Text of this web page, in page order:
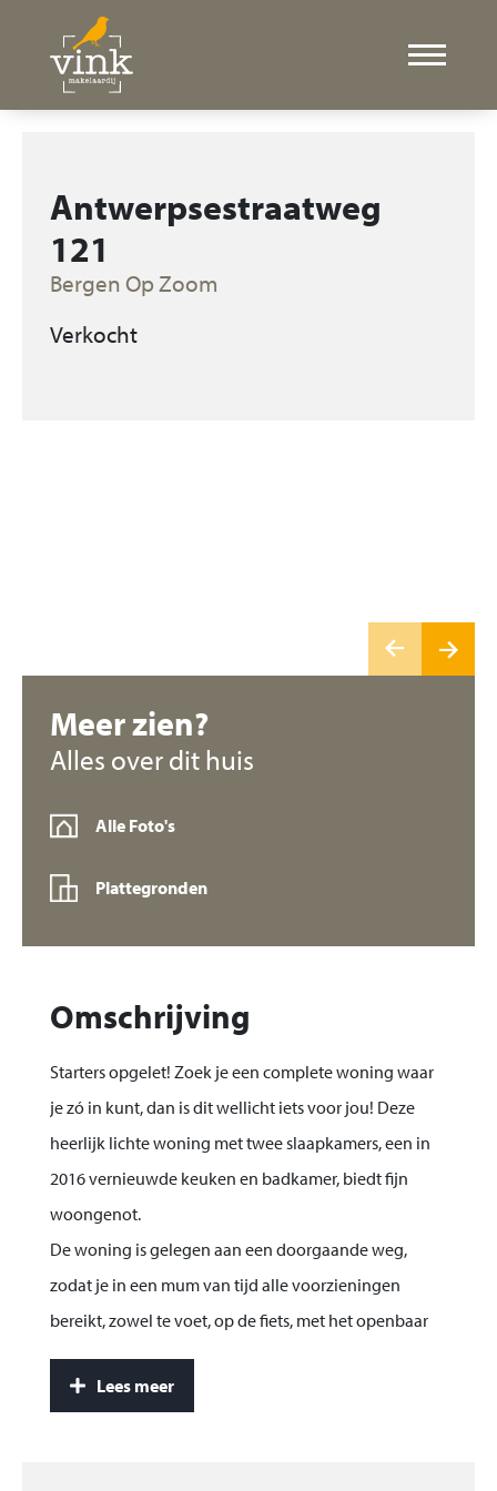
Antwerpsestraatweg
121
Bergen Op Zoom
Verkocht
Meer zien?
Alles over dit huis
Alle Foto's
Plattegronden
Omschrijving
Starters opgelet! Zoek je een complete woning waar
je zó in kunt, dan is dit wellicht iets voor jou! Deze
heerlijk lichte woning met twee slaapkamers, een in
2016 vernieuwde keuken en badkamer, biedt fijn
woongenot.
De woning is gelegen aan een doorgaande weg,
zodat je in een mum van tijd alle voorzieningen
bereikt, zowel te voet, op de fiets, met het openbaar
vervoer (bus) of met de auto. En voor je
boodschappen hoef je alleen maar over te steken!
Lees meer